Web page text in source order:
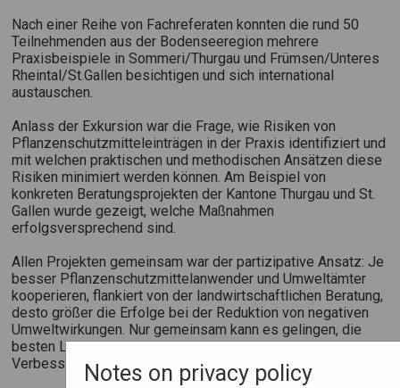
Nach einer Reihe von Fachreferaten konnten die rund 50
Teilnehmenden aus der Bodenseeregion mehrere
Praxisbeispiele in Sommeri/Thurgau und Frümsen/Unteres
Rheintal/St.Gallen besichtigen und sich international
austauschen.
Anlass der Exkursion war die Frage, wie Risiken von
Pflanzenschutzmitteleinträgen in der Praxis identifiziert und
mit welchen praktischen und methodischen Ansätzen diese
Risiken minimiert werden können. Am Beispiel von
konkreten Beratungsprojekten der Kantone Thurgau und St.
Gallen wurde gezeigt, welche Maßnahmen
erfolgsversprechend sind.
Allen Projekten gemeinsam war der partizipative Ansatz: Je
besser Pflanzenschutzmittelanwender und Umweltämter
kooperieren, flankiert von der landwirtschaftlichen Beratung,
desto größer die Erfolge bei der Reduktion von negativen
Umweltwirkungen. Nur gemeinsam kann es gelingen, die
besten Lösungen zu erarbeiten und messbare
Verbesserungen zu erzielen.
Notes on privacy policy